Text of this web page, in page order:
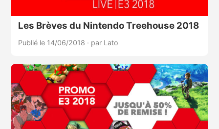
Les Brèves du Nintendo Treehouse 2018
Publié le 14/06/2018 · par Lato